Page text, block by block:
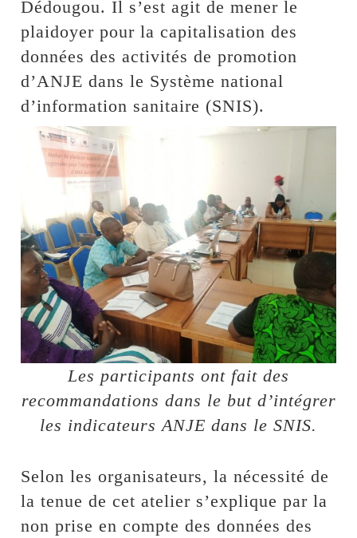
Dédougou. Il s’est agit de mener le
plaidoyer pour la capitalisation des
données des activités de promotion
d’ANJE dans le Système national
d’information sanitaire (SNIS).
Les participants ont fait des
recommandations dans le but d’intégrer
les indicateurs ANJE dans le SNIS.
Selon les organisateurs, la nécessité de
la tenue de cet atelier s’explique par la
non prise en compte des données des